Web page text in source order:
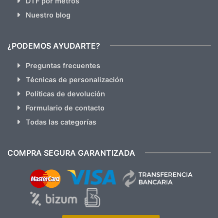
Nuestro blog
¿PODEMOS AYUDARTE?
Preguntas frecuentes
Técnicas de personalización
Políticas de devolución
Formulario de contacto
Todas las categorías
COMPRA SEGURA GARANTIZADA